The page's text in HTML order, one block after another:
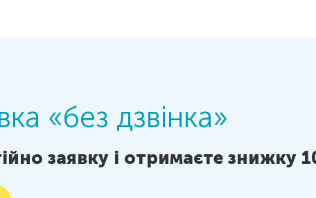
«без дзвінка»
заявку і отримаєте знижку